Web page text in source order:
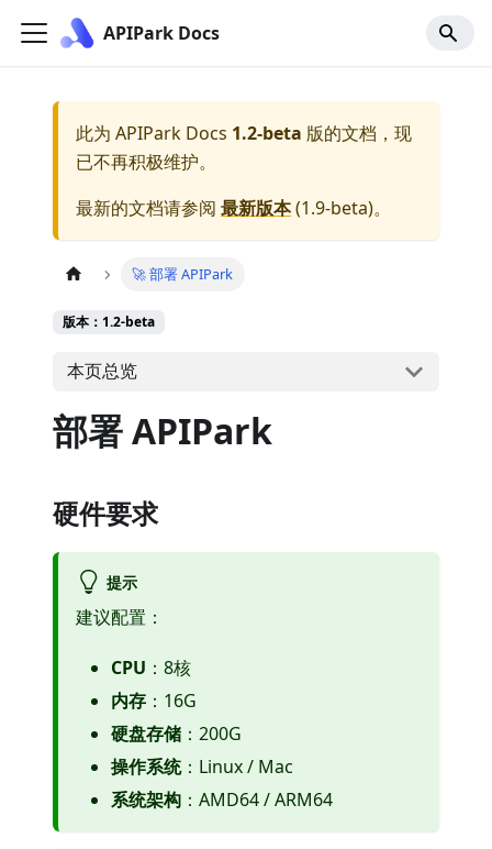
APIPark Docs
此为 APIPark Docs 1.2-beta 版的文档，现
已不再积极维护。
最新的文档请参阅 最新版本(1.9-beta)。
🚀 部署 APIPark
版本：1.2-beta
本页总览
部署 APIPark
硬件要求
提示
建议配置：
CPU ：8核
内存 ：16G
硬盘存储 ：200G
操作系统：Linux / Mac
系统架构 ：AMD64 / ARM64